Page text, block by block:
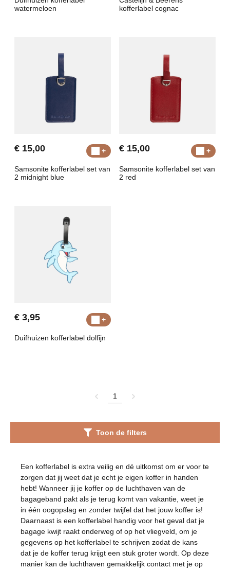
watermeloen
kofferlabel cognac
€ 15,00
Samsonite kofferlabel set van
2 midnight blue
€ 15,00
Samsonite kofferlabel set van
2 red
€ 3,95
Duifhuizen kofferlabel dolfijn
1
Toon de filters
Een kofferlabel is extra veilig en dé uitkomst om er voor te
zorgen dat jij weet dat je echt je eigen koffer in handen
hebt! Wanneer jij je koffer op de luchthaven van de
bagageband pakt als je terug komt van vakantie, weet je
in één oogopslag en zonder twijfel dat het jouw koffer is!
Daarnaast is een kofferlabel handig voor het geval dat je
bagage kwijt raakt onderweg of op het vliegveld, om je
gegevens op het kofferlabel te schrijven zodat de kans
dat je de koffer terug krijgt een stuk groter wordt. Op deze
manier kan de luchthaven gemakkelijk contact met je op